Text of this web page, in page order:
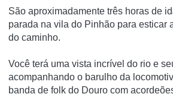
São aproximadamente três horas de
parada na vila do Pinhão para esticar
do caminho.
Você terá uma vista incrível do rio e
acompanhando o barulho da
banda de folk do Douro com